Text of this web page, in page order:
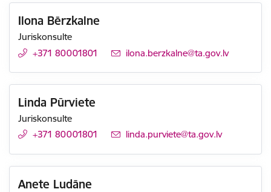
Ilona Bērzkalne
Juriskonsulte
+371 80001801
E-pasts:
ilona.berzkalne@ta.gov.lv
Linda Pūrviete
Juriskonsulte
+371 80001801
E-pasts:
linda.purviete@ta.gov.lv
Anete Ludāne